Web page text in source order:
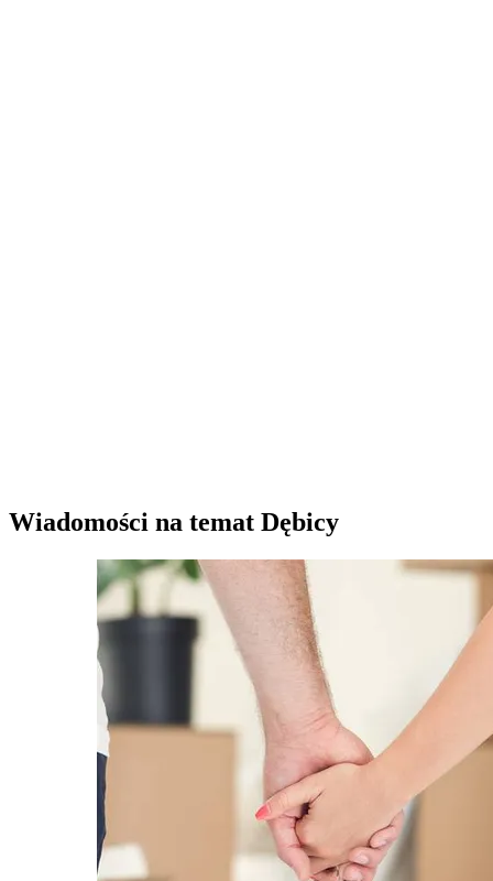
Wiadomości na temat Dębicy